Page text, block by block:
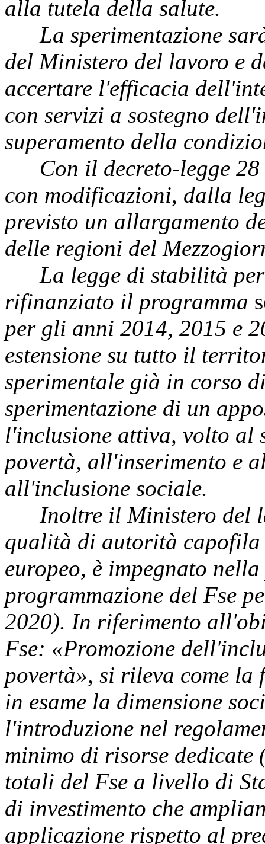
alla tutela della salute.
La sperimentazione
del Ministero del lavoro e
accertare l'efficacia
con servizi a sostegno
superamento della
Con il decreto-legge 28
con modificazioni, dalla
previsto un allargamento
delle regioni del
La legge di stabilità per
rifinanziato il programma
per gli anni 2014, 2015 e
estensione su tutto il
sperimentale già in corso
sperimentazione di un
l'inclusione attiva, volto al
povertà, all'inserimento e
all'inclusione sociale.
Inoltre il Ministero del
qualità di autorità
europeo, è impegnato
programmazione del Fse
2020). In riferimento
Fse: «Promozione
povertà», si rileva come la
in esame la dimensione
l'introduzione nel
minimo di risorse
totali del Fse a livello di
di investimento che
applicazione rispetto al